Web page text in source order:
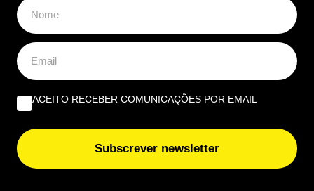
ACEITO RECEBER COMUNICAÇÕES POR EMAIL
Subscrever newsletter